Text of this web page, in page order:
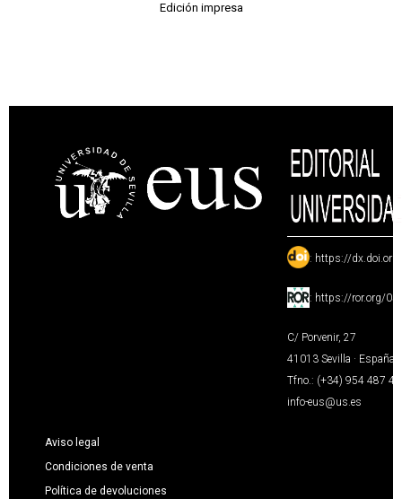
Edición impresa
: https://
: https://ror.org/
C/ Porvenir, 27
41013 Sevilla · España
Tfno.: (+34) 954 487
info-eus@us.es
Aviso legal
Condiciones de venta
Política de devoluciones